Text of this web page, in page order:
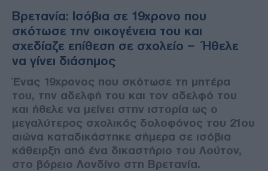
Βρετανία: Ισόβια σε 19χρονο που
σκότωσε την οικογένεια του και
σχεδίαζε επίθεση σε σχολείο – Ήθελε
να γίνει διάσημος
Ένας 19χρονος που σκότωσε τη μητέρα
του, την αδελφή του και τον αδελφό του
και ήθελε να μείνει στην ιστορία ως ο
μεγαλύτερος σχολικός δολοφόνος του 21ου
αιώνα καταδικάστηκε σήμερα σε ισόβια
κάθειρξη από ένα δικαστήριο του Λούτον,
στο βόρειο Λονδίνο στη Βρετανία.